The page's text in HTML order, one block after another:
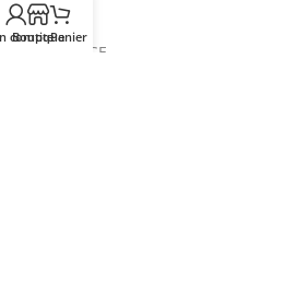
ROBOTIQUE
PROTOTYPAGE
compte
BoutiquePanier